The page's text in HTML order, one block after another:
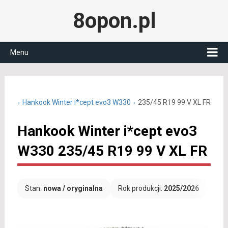
8opon.pl
Menu
Hankook Winter i*cept evo3 W330 235/45 R19 99 V XL FR
Hankook Winter i*cept evo3
W330 235/45 R19 99 V XL FR
Stan: nowa / oryginalna Rok produkcji: 2025/2026